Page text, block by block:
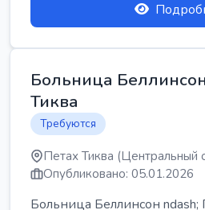
Больница
Тиква
Требуются
Петах Тиква (Центральный
Опубликовано: 05.01.2026
Больница Беллинсон ndash;